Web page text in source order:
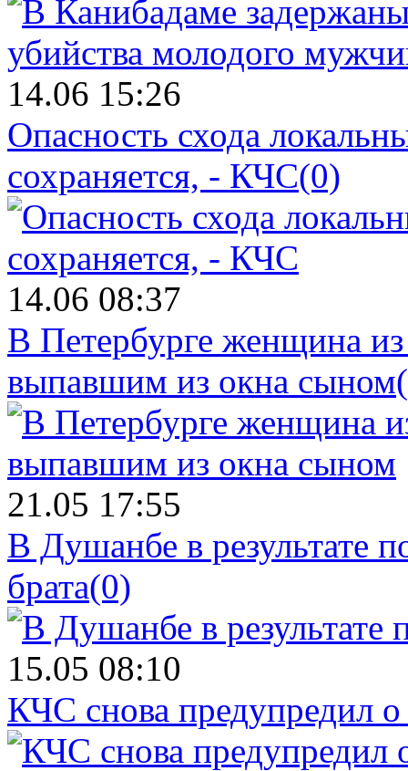
14.06 15:26
Опасность схода
сохраняется, - КЧС(0)
14.06 08:37
В Петербурге женщина
выпавшим из окна сыном
21.05 17:55
В Душанбе в результате
брата(0)
15.05 08:10
КЧС снова предупредил